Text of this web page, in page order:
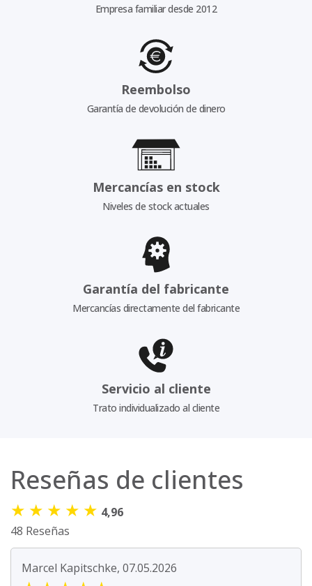
Empresa familiar desde 2012
Reembolso
Garantía de devolución de dinero
Mercancías en stock
Niveles de stock actuales
Garantía del fabricante
Mercancías directamente del fabricante
Servicio al cliente
Trato individualizado al cliente
Reseñas de clientes
★ ★ ★ ★ ★ 4,96
48 Reseñas
Marcel Kapitschke, 07.05.2026